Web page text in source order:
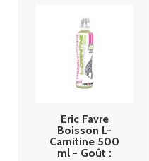
Eric Favre
Boisson L-
Carnitine 500
ml - Goût :